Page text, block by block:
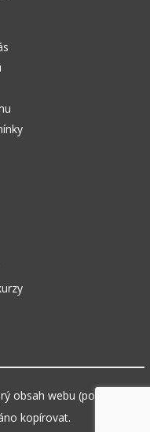
obsah webu (pokud není
kopírovat.